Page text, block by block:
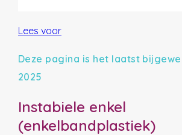
Lees voor
Deze pagina is het laatst
2025
Instabiele enkel
(enkelbandplastiek)